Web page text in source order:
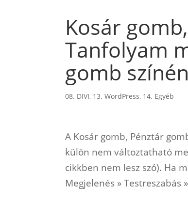
Kosár
Tanfolyam
gomb
08. DIVI, 13. WordPress, 14. Egyéb
A Kosár gomb, Pénztár
külön nem változtatható
cikkben nem lesz szó). Ha
Megjelenés » Testreszabás